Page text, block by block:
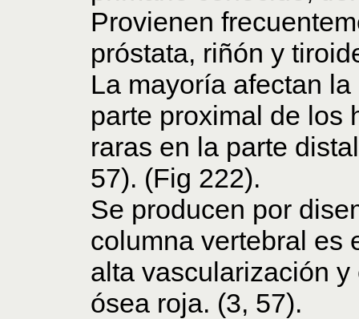
Provienen
próstata, riñón y
La mayoría afectan
parte proximal de los
raras en la parte
57). (Fig 222).
Se producen por
columna vertebral es
alta vascularización
ósea roja. (3, 57).